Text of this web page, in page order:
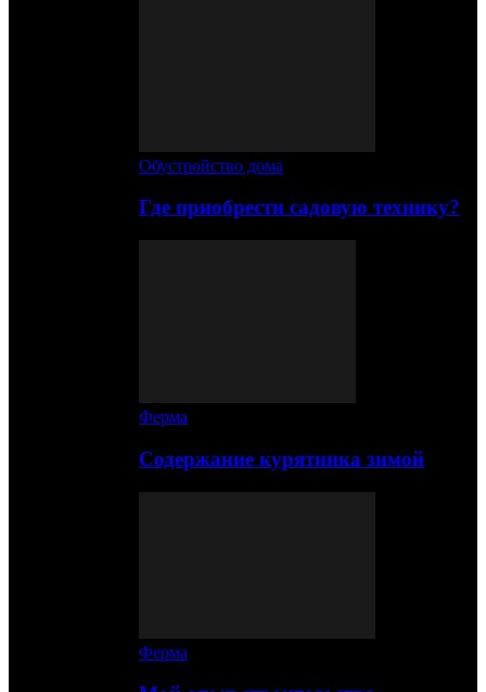
Обустройство дома
Где приобрести садовую технику?
Ферма
Содержание курятника зимой
Ферма